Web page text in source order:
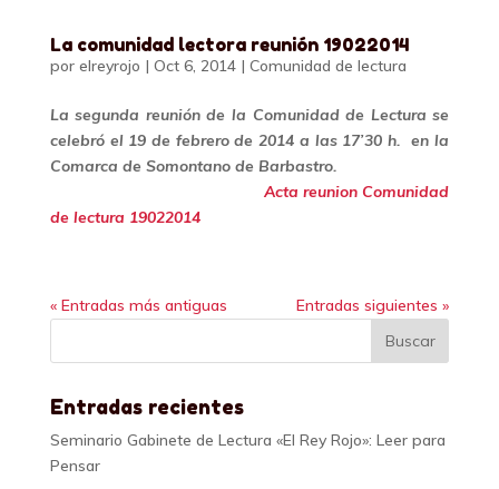
La comunidad lectora reunión 19022014
por elreyrojo | Oct 6, 2014| Comunidad de lectura
La segunda reunión de la Comunidad de Lectura se
celebró el 19 de febrero de 2014 a las 17’30 h. en la
Comarca de Somontano de Barbastro.
Acta reunion Comunidad
de lectura 19022014
« Entradas más antiguas Entradas siguientes »
Entradas recientes
Seminario Gabinete de Lectura «El Rey Rojo»: Leer para
Pensar